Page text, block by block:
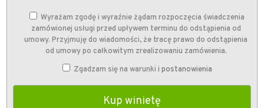
Wyrażam zgodę i wyraźnie żądam rozpoczęcia świadczenia
zamówionej usługi przed upływem terminu do odstąpienia od
umowy. Przyjmuję do wiadomości, że tracę prawo do odstąpienia
od umowy po całkowitym zrealizowaniu zamówienia.
Zgadzam się na warunki i postanowienia